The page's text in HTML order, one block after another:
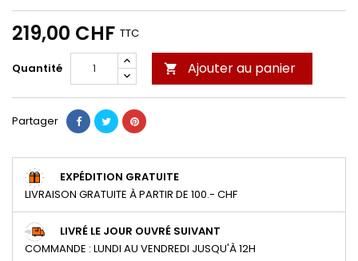
219,00 CHF TTC
Quantité  Ajouter au panier
Partager
EXPÉDITION GRATUITE
LIVRAISON GRATUITE À PARTIR DE 100.- CHF
LIVRÉ LE JOUR OUVRÉ SUIVANT
COMMANDE : LUNDI AU VENDREDI JUSQU'À 12H